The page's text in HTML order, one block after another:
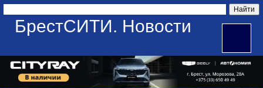
БрестСИТИ. Новости